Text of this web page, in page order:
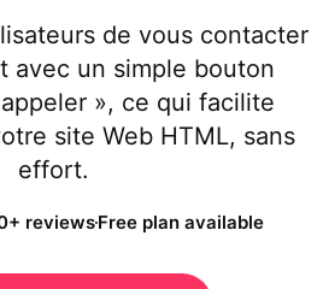
de vous contacter
avec un simple bouton
», ce qui facilite
site Web HTML, sans
effort.
reviewsFree plan available